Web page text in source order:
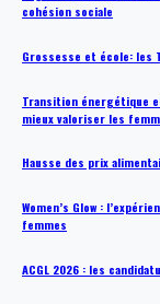
cohésion sociale
Grossesse et école: les
Transition énergétique
mieux valoriser les
Hausse des prix
Women’s Glow :
femmes
ACGL 2026 : les